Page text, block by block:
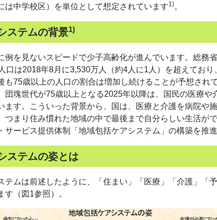
は中学校区）を単位として想定されています1)。
ステムの背景1)
を見ないスピードで少子高齢化が進んでいます。総務
口は2018年8月に3,530万人（約4人に1人）を超えてお
も75歳以上の人口の割合は増加し続けることが予想され
団塊世代が75歳以上となる2025年以降は、国民の医療や
ます。こういった背景から、国は、医療と介護を病院や
つまり住み慣れた地域の中で最後まで自分らしい生活が
サービス提供体制「地域包括ケアシステム」の構築を推進
ステムの姿とは
ムは前述したように、「住まい」「医療」「介護」「予
す（図1参照）。